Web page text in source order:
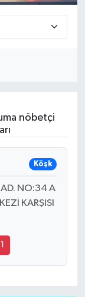
nöbetçi
Köşk
NO:34 A
KARŞISI